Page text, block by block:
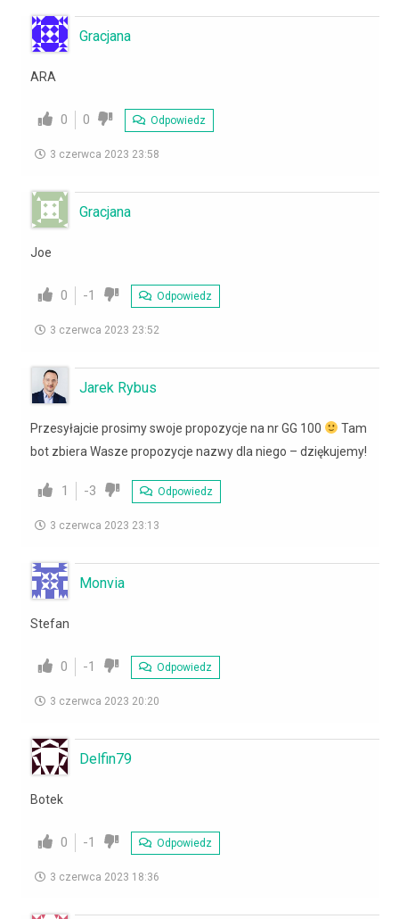
Gracjana
ARA
0 0 Odpowiedz
3 czerwca 2023 23:58
Gracjana
Joe
0 -1 Odpowiedz
3 czerwca 2023 23:52
Jarek Rybus
Przesyłajcie prosimy swoje propozycje na nr GG 100
Tam
bot zbiera Wasze propozycje nazwy dla niego – dziękujemy!
1 -3 Odpowiedz
3 czerwca 2023 23:13
Monvia
Stefan
0 -1 Odpowiedz
3 czerwca 2023 20:20
Delfin79
Botek
0 -1 Odpowiedz
3 czerwca 2023 18:36